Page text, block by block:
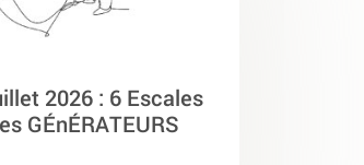
2026 : 6 Escales
GÉnÉRATEURS